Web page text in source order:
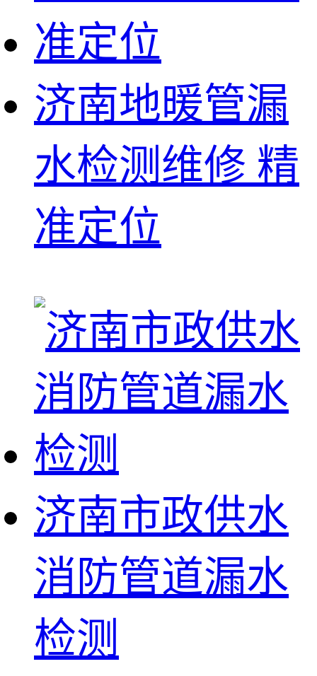
济南地暖管漏
水检测维修 精
准定位
济南市政供水
消防管道漏水
检测